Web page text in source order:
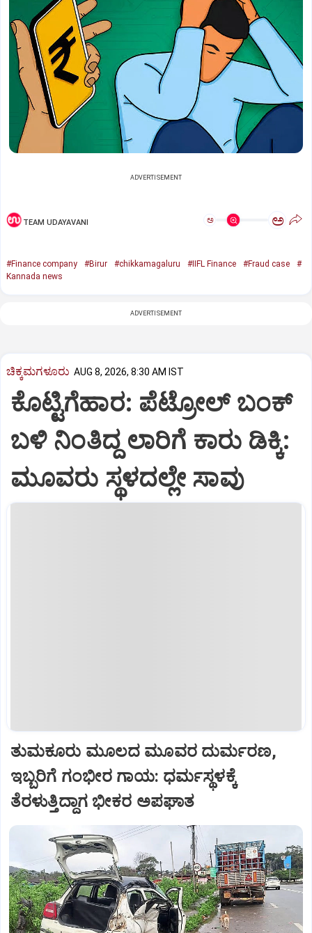
ADVERTISEMENT
TEAM UDAYAVANI ಅ ಅ
#Finance company #Birur #chikkamagaluru #IIFL Finance #Fraud case
#
Kannada news
ADVERTISEMENT
ಚಿಕ್ಕಮಗಳೂರು AUG 8, 2026, 8:30 AM IST
ಕೊಟ್ಟಿಗೆಹಾರ: ಪೆಟ್ರೋಲ್ ಬಂಕ್
ಬಳಿ ನಿಂತಿದ್ದ ಲಾರಿಗೆ ಕಾರು ಡಿಕ್ಕಿ:
ಮೂವರು ಸ್ಥಳದಲ್ಲೇ ಸಾವು
ತುಮಕೂರು ಮೂಲದ ಮೂವರ ದುರ್ಮರಣ,
ಇಬ್ಬರಿಗೆ ಗಂಭೀರ ಗಾಯ: ಧರ್ಮಸ್ಥಳಕ್ಕೆ
ತೆರಳುತ್ತಿದ್ದಾಗ ಭೀಕರ ಅಪಘಾತ